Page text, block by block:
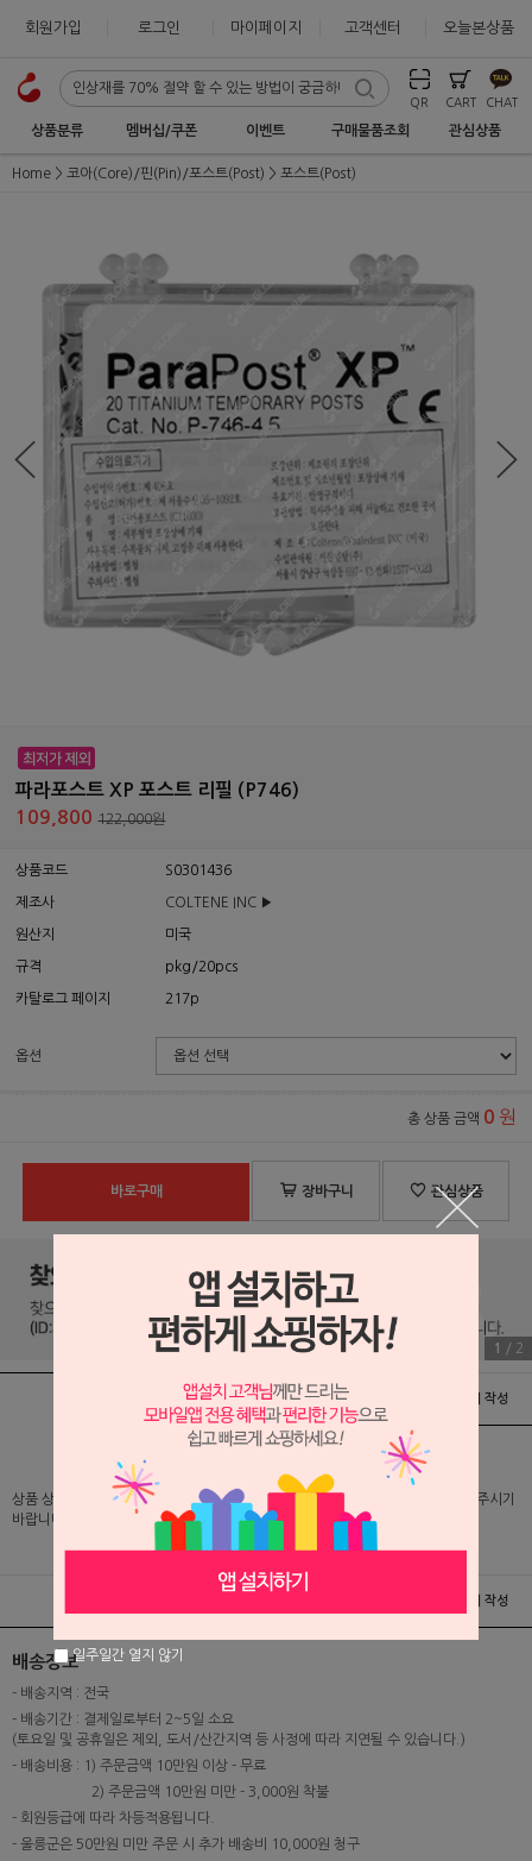
회원가입 로그인 마이페이지 고객센터 오늘본상품
QR CART CHAT
상품분류 멤버십/쿠폰 이벤트 구매물품조회 관심상품
Home 코아(Core)/핀(Pin)/포스트(Post) 포스트(Post)
파라포스트 XP 포스트 리필 (P746)
109,800122,000원
상품코드 S0301436
제조사 COLTENE INC ▶
원산지 미국
규격 pkg/20pcs
카탈로그 페이지 217p
옵션
총 상품 금액 0 원
바로구매 장바구니 관심상품
1 / 2
배송 및 교환/반품안내 상품후기 및 평가서 작성
상품 상세 설명 및 실제 구매 가격은 로그인 후 확인 가능하오니 반드시 로그인해 주시기
바랍니다.
상품후기 및 평가서 작성
배송정보
- 배송지역 : 전국
- 배송기간 : 결제일로부터 2~5일 소요
(토요일 및 공휴일은 제외, 도서/산간지역 등 사정에 따라 지연될 수 있습니다.)
- 배송비용 : 1) 주문금액 10만원 이상 - 무료
2) 주문금액 10만원 미만 - 3,000원 착불
- 회원등급에 따라 차등적용됩니다.
- 울릉군은 50만원 미만 주문 시 추가 배송비 10,000원 청구
일주일간 열지 않기